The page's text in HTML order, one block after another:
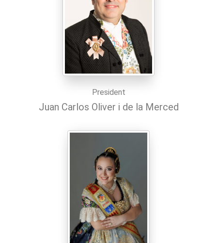
President
Juan Carlos Oliver i de la Merced